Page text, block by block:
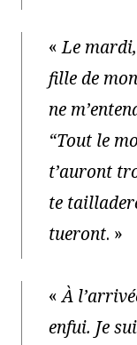
«Le
fille de
ne
“Tout le
t’auront
te
tueront. »
«À
enfui. Je